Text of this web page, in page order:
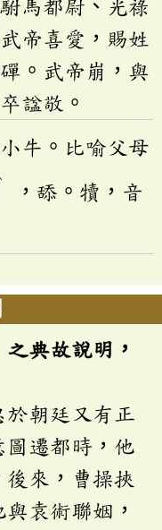
馬都尉、光祿
帝喜愛，賜姓
。武帝崩，與
諡敬。
牛。比喻父母
，舔。犢，音
之典故說明，
於朝廷又有正
圖遷都時，他
來，曹操挾
袁術聯姻，